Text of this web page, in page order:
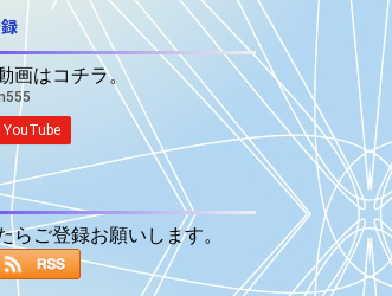
画はコチラ。
らご登録お願いします。